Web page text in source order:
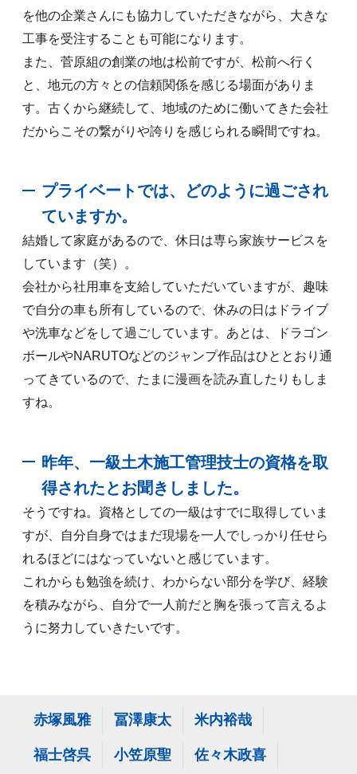
を他の企業さんにも協力していただきながら、大きな
工事を受注することも可能になります。
また、菅原組の創業の地は松前ですが、松前へ行く
と、地元の方々との信頼関係を感じる場面がありま
す。古くから継続して、地域のために働いてきた会社
だからこその繋がりや誇りを感じられる瞬間ですね。
プライベートでは、どのように過ごされ
ていますか。
結婚して家庭があるので、休日は専ら家族サービスを
しています（笑）。
会社から社用車を支給していただいていますが、趣味
で自分の車も所有しているので、休みの日はドライブ
や洗車などをして過ごしています。あとは、ドラゴン
ボールやNARUTOなどのジャンプ作品はひととおり通
ってきているので、たまに漫画を読み直したりもしま
すね。
昨年、一級土木施工管理技士の資格を取
得されたとお聞きしました。
そうですね。資格としての一級はすでに取得していま
すが、自分自身ではまだ現場を一人でしっかり任せら
れるほどにはなっていないと感じています。
これからも勉強を続け、わからない部分を学び、経験
を積みながら、自分で一人前だと胸を張って言えるよ
うに努力していきたいです。
赤塚風雅 冨澤康太 米内裕哉
福士啓呉 小笠原聖 佐々木政喜